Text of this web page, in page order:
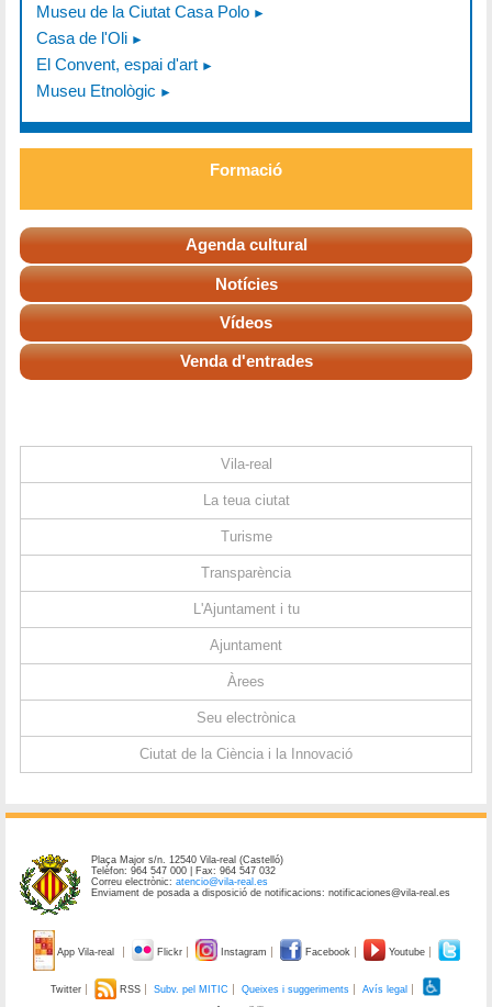
Museu de la Ciutat Casa Polo
Casa de l'Oli
El Convent, espai d'art
Museu Etnològic
Formació
Agenda cultural
Notícies
Vídeos
Venda d'entrades
Vila-real
La teua ciutat
Turisme
Transparència
L'Ajuntament i tu
Ajuntament
Àrees
Seu electrònica
Ciutat de la Ciència i la Innovació
Plaça Major s/n. 12540 Vila-real (Castelló)
Telèfon: 964 547 000 | Fax: 964 547 032
Correu electrònic:atencio@vila-real.es
Enviament de posada a disposició de notificacions: notificaciones@vila-real.es
App Vila-real Flickr Instagram Facebook Youtube
Twitter RSS Subv. pel MITIC Queixes i suggeriments
Avís legal